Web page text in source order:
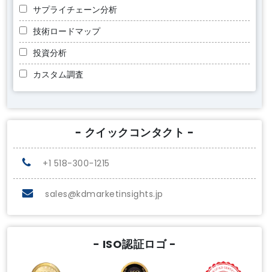
サプライチェーン分析
技術ロードマップ
投資分析
カスタム調査
- クイックコンタクト -
+1 518-300-1215
sales@kdmarketinsights.jp
- ISO認証ロゴ -